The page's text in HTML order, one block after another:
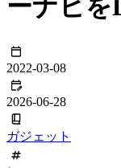
ーナビ
2022-03-08
2026-06-28
ガジェット